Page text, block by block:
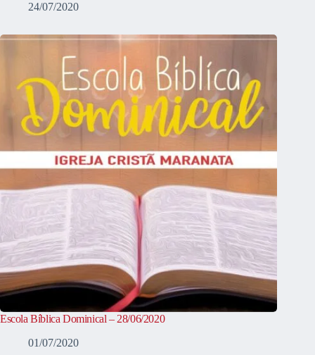
24/07/2020
Escola Bíblica Dominical – 28/06/2020
01/07/2020